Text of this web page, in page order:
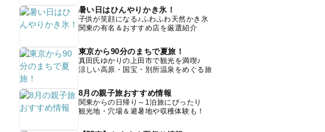
暑い日はひんやりかき氷！
子供が笑顔になる♪ふわふわ天然かき氷
関東の有名＆おすすめ店を厳選紹介
東京から90分のまちで夏旅！
真田氏ゆかりの上田市で観光を満喫♪
涼しい高原・国宝・別所温泉をめぐる旅
8月の親子旅おすすめ情報
関東からの日帰り～1泊旅にぴったり
観光地・穴場＆避暑地や収穫体験も！